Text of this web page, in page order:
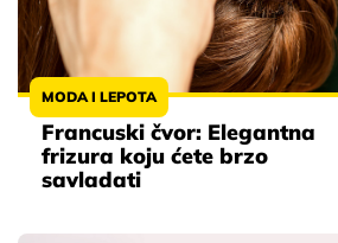
MODA I LEPOTA
Francuski čvor: Elegantna
frizura koju ćete brzo
savladati